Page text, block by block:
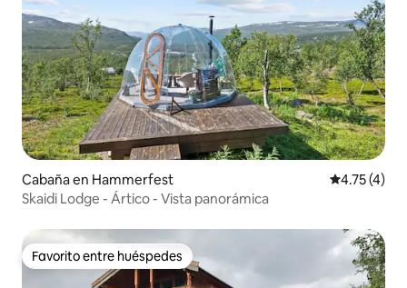
Cabaña en Hammerfest Calificación
4.75 (4)
Skaidi Lodge - Ártico - Vista panorámica
Favorito entre huéspedes
Favorito entre huéspedes